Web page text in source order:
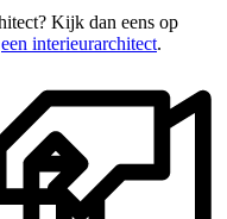
Kijk dan eens op
een interieurarchitect.